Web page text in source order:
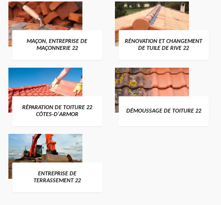
MAÇON, ENTREPRISE DE
MAÇONNERIE 22
RÉNOVATION ET CHANGEMENT
DE TUILE DE RIVE 22
RÉPARATION DE TOITURE 22
CÔTES-D'ARMOR
DÉMOUSSAGE DE TOITURE 22
ENTREPRISE DE
TERRASSEMENT 22